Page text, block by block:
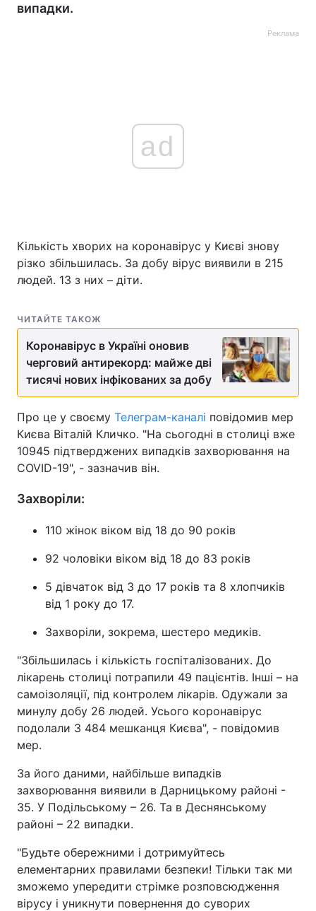
випадки.
Реклама
ad
Кількість хворих на коронавірус у Києві знову
різко збільшилась. За добу вірус виявили в 215
людей. 13 з них – діти.
ЧИТАЙТЕ ТАКОЖ
Коронавірус в Україні оновив
черговий антирекорд: майже дві
тисячі нових інфікованих за добу
Про це у своєму Телеграм-каналі повідомив мер
Києва Віталій Кличко. "На сьогодні в столиці вже
10945 підтверджених випадків захворювання на
COVID-19", - зазначив він.
Захворіли:
110 жінок віком від 18 до 90 років
92 чоловіки віком від 18 до 83 рокiв
5 дівчаток від 3 до 17 років та 8 хлопчиків
від 1 року до 17.
Захворіли, зокрема, шестеро медиків.
"Збільшилась і кількість госпіталізованих. До
лікарень столиці потрапили 49 пацієнтів. Інші – на
самоізоляції, під контролем лікарів. Одужали за
минулу добу 26 людей. Усього коронавірус
подолали 3 484 мешканця Києва", - повідомив
мер.
За його даними, найбільше випадків
захворювання виявили в Дарницькому районі -
35. У Подільському – 26. Та в Деснянському
районі – 22 випадки.
"Будьте обережними і дотримуйтесь
елементарних правилами безпеки! Тільки так ми
зможемо упередити стрімке розповсюдження
вірусу і уникнути повернення до суворих